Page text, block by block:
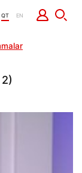
QT EN